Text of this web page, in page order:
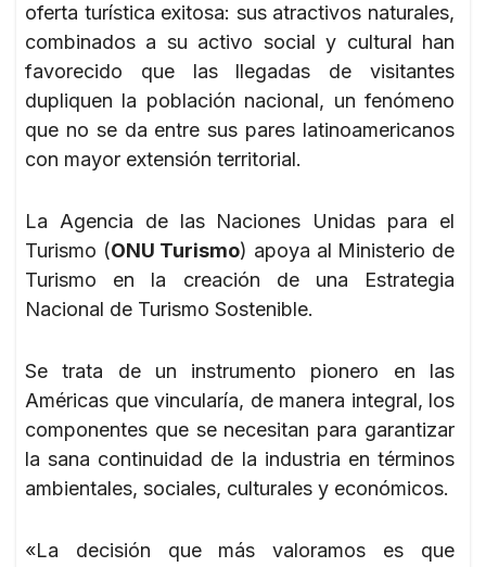
oferta turística exitosa: sus atractivos naturales,
combinados a su activo social y cultural han
favorecido que las llegadas de visitantes
dupliquen la población nacional, un fenómeno
que no se da entre sus pares latinoamericanos
con mayor extensión territorial.
La Agencia de las Naciones Unidas para el
Turismo (ONU Turismo) apoya al Ministerio de
Turismo en la creación de una Estrategia
Nacional de Turismo Sostenible.
Se trata de un instrumento pionero en las
Américas que vincularía, de manera integral, los
componentes que se necesitan para garantizar
la sana continuidad de la industria en términos
ambientales, sociales, culturales y económicos.
«La decisión que más valoramos es que